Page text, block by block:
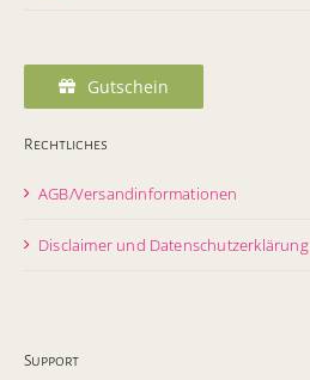
Gutschein
Rechtliches
AGB/Versandinformationen
Disclaimer und Datenschutzerklärung
Support